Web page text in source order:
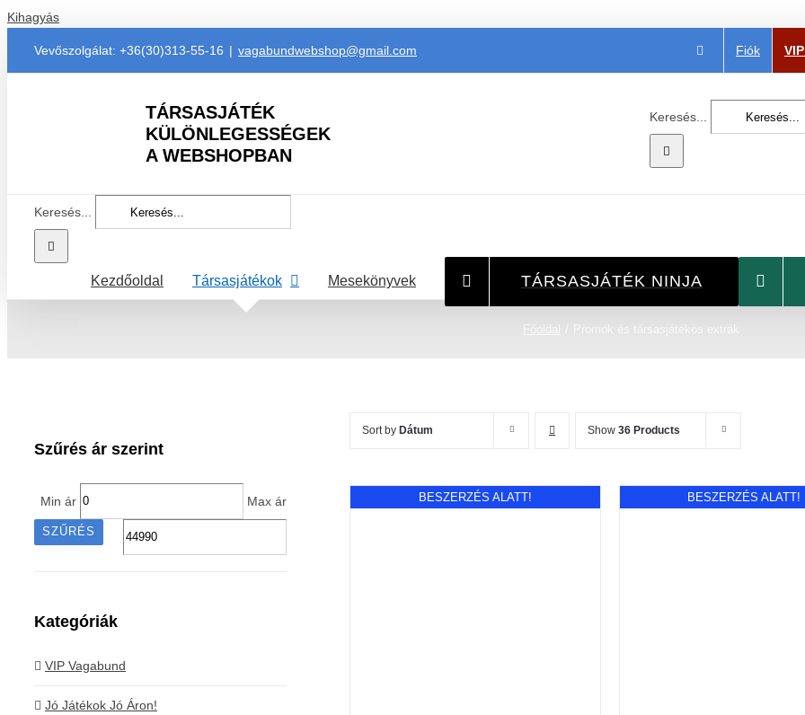
Kihagyás
Vevőszolgálat: +36(30)313-55-16 | vagabundwebshop@gmail.com Fiók
TÁRSASJÁTÉK
KÜLÖNLEGESSÉGEK
A WEBSHOPBAN
Keresés...
Keresés...
Kezdőoldal Társasjátékok Mesekönyvek TÁRSASJÁTÉK NINJA
Sort by Dátum Show 36 Products
BESZERZÉS ALATT! BESZERZÉS ALATT!
Szűrés ár szerint
Min ár Max ár
SZŰRÉS
Kategóriák
VIP Vagabund
Jó Játékok Jó Áron!